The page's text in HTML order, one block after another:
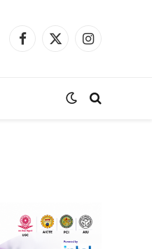
Facebook
X
Instagram